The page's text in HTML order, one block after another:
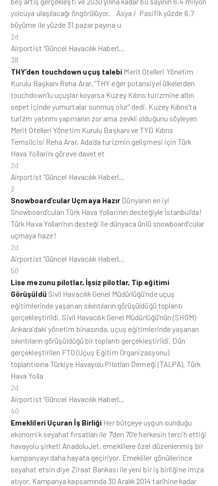
yolcuya ulaşılacağı öngörülüyor. Asya / Pasifik yüzde 6,7
büyüme ile yüzde 31 pazar payına u
2d
Airportist “Güncel Havacılık Haberl…
38
THY’den touchdown uçuş talebi Merit Otelleri Yönetim
Kurulu Başkanı Reha Arar, “THY eğer potansiyel ülkelerden
touchdown’lu uçuşlar koyarsa Kuzey Kıbrıs turizmine altın
sepet içinde yumurtalar sunmuş olur” dedi. Kuzey Kıbrıs’ta
turizm yatırımı yapmanın zor ama zevkli olduğunu söyleyen
Merit Otelleri Yönetim Kurulu Başkanı ve TYD Kıbrıs
Temsilcisi Reha Arar, Ada’da turizmin gelişmesi için Türk
Hava Yolları’nı göreve davet et
2d
Airportist “Güncel Havacılık Haberl…
2
Snowboard’cular Uçmaya Hazır Dünyanın en iyi
Snowboard’cuları Türk Hava Yolları’nın desteğiyle İstanbul’da!
Türk Hava Yolları’nın desteği ile dünyaca ünlü snowboard’cular
uçmaya hazır!
2d
Airportist “Güncel Havacılık Haberl…
50
Lise mezunu pilotlar, İşsiz pilotlar, Tip eğitimi
Görüşüldü Sivil Havacılık Genel Müdürlüğü’nde uçuş
eğitimlerinde yaşanan sıkıntıların görüşüldüğü toplantı
gerçekleştirildi. Sivil Havacılık Genel Müdürlüğü’nün (SHGM)
Ankara’daki yönetim binasında, uçuş eğitimlerinde yaşanan
sıkıntıların görüşüldüğü bir toplantı gerçekleştirildi. Dün
gerçekleştirilen FTO (Uçuş Eğitim Organizasyonu)
toplantısına Türkiye Havayolu Pilotları Derneği (TALPA), Türk
Hava Yolla
2d
Airportist “Güncel Havacılık Haberl…
40
Emeklileri Uçuran İş Birliği Her bütçeye uygun sunduğu
ekonomik seyahat fırsatları ile 7’den 70’e herkesin tercih ettiği
havayolu şirketi AnadoluJet, emeklilere özel düzenlenmiş bir
kampanyayı daha hayata geçiriyor. Emekliler gönüllerince
seyahat etsin diye Ziraat Bankası ile yeni bir iş birliğine imza
atıyor. Kampanya kapsamında 30 Aralık 2014 tarihine kadar